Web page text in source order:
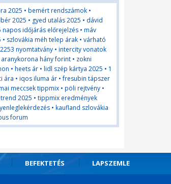
2025 • bemért rendszámok •
2025 • gyed utalás 2025 • dávid
napos időjárás előrejelzés • máv
• szlovákia méh telep árak • várható
2253 nyomtatvány • intercity vonatok
aranykorona hány forint • zokni
• heets ár • lidl szép kártya 2025 • 1
ára • iqos iluma ár •fresubin tápszer
meccsek tippmix • pöli rejtvény •
2025 • tippmix eredmények
• kaufland szlovákia
forum
BEFEKTETÉS LAPSZEMLE